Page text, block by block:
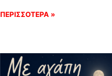
ΠΕΡΙΣΣΟΤΕΡΑ »